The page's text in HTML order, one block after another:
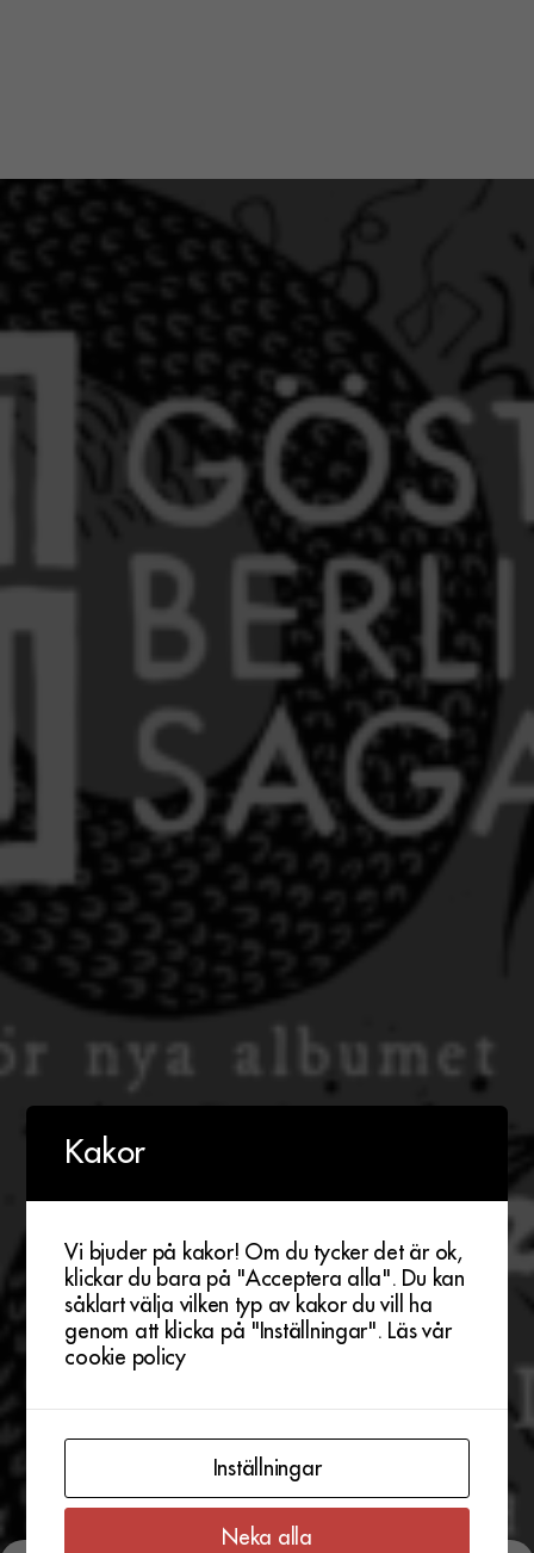
Kakor
Vi bjuder på kakor! Om du tycker det är ok,
klickar du bara på "Acceptera alla". Du kan
såklart välja vilken typ av kakor du vill ha
genom att klicka på "Inställningar".
Läs vår
cookie policy
Inställningar
Neka alla